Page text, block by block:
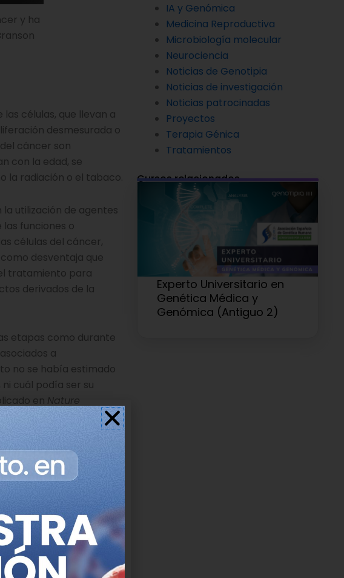
y ha
células, que llevan a
desmesurada o
cáncer son
con la edad, se
la radiación o el tabaco.
utilización de agentes
funciones o
células del cáncer,
desventaja que
tratamiento para
derivados de la
etapas como durante
a
no se había estimado
cuál podía ser su
en Nature
cuatro agentes
explica Oriol Pich,
han descrito efectos
en el ADN
con los efectos
IA y Genómica
Medicina Reproductiva
Microbiología molecular
Neurociencia
Noticias de Genotipia
Noticias de investigación
Noticias patrocinadas
Proyectos
Terapia Génica
Tratamientos
Cursos relacionados
Experto Universitario en
Genética Médica y
Genómica (Antiguo 2)